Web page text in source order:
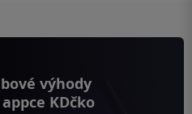
výhody
KDčko